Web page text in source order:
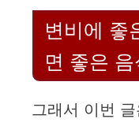
변비에 좋
면 좋은
그래서 이번